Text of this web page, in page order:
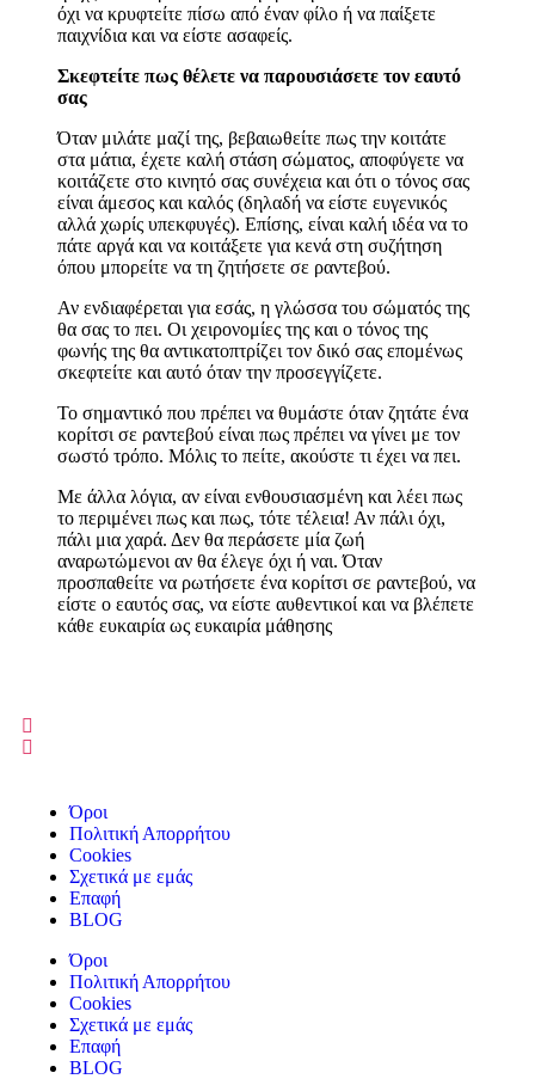
όχι να κρυφτείτε πίσω από έναν φίλο ή να παίξετε
παιχνίδια και να είστε ασαφείς.
Σκεφτείτε πως θέλετε να παρουσιάσετε τον εαυτό
σας
Όταν μιλάτε μαζί της, βεβαιωθείτε πως την κοιτάτε
στα μάτια, έχετε καλή στάση σώματος, αποφύγετε να
κοιτάζετε στο κινητό σας συνέχεια και ότι ο τόνος σας
είναι άμεσος και καλός (δηλαδή να είστε ευγενικός
αλλά χωρίς υπεκφυγές). Επίσης, είναι καλή ιδέα να το
πάτε αργά και να κοιτάξετε για κενά στη συζήτηση
όπου μπορείτε να τη ζητήσετε σε ραντεβού.
Αν ενδιαφέρεται για εσάς, η γλώσσα του σώματός της
θα σας το πει. Οι χειρονομίες της και ο τόνος της
φωνής της θα αντικατοπτρίζει τον δικό σας επομένως
σκεφτείτε και αυτό όταν την προσεγγίζετε.
Το σημαντικό που πρέπει να θυμάστε όταν ζητάτε ένα
κορίτσι σε ραντεβού είναι πως πρέπει να γίνει με τον
σωστό τρόπο. Μόλις το πείτε, ακούστε τι έχει να πει.
Με άλλα λόγια, αν είναι ενθουσιασμένη και λέει πως
το περιμένει πως και πως, τότε τέλεια! Αν πάλι όχι,
πάλι μια χαρά. Δεν θα περάσετε μία ζωή
αναρωτώμενοι αν θα έλεγε όχι ή ναι. Όταν
προσπαθείτε να ρωτήσετε ένα κορίτσι σε ραντεβού, να
είστε ο εαυτός σας, να είστε αυθεντικοί και να βλέπετε
κάθε ευκαιρία ως ευκαιρία μάθησης
Όροι
Πολιτική Απορρήτου
Cookies
Σχετικά με εμάς
Επαφή
BLOG
Όροι
Πολιτική Απορρήτου
Cookies
Σχετικά με εμάς
Επαφή
BLOG